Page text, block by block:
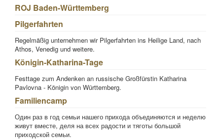
ROJ Baden-Württemberg
Pilgerfahrten
Regelmäßig unternehmen wir Pilgerfahrten ins Heilige Land, nach
Athos, Venedig und weitere.
Königin-Katharina-Tage
Festtage zum Andenken an russische Großfürstin Katharina
Pavlovna - Königin von Württemberg.
Familiencamp
Один раз в год семьи нашего прихода объединяются и неделю
живут вместе, деля на всех радости и тяготы большой
приходской семьи.